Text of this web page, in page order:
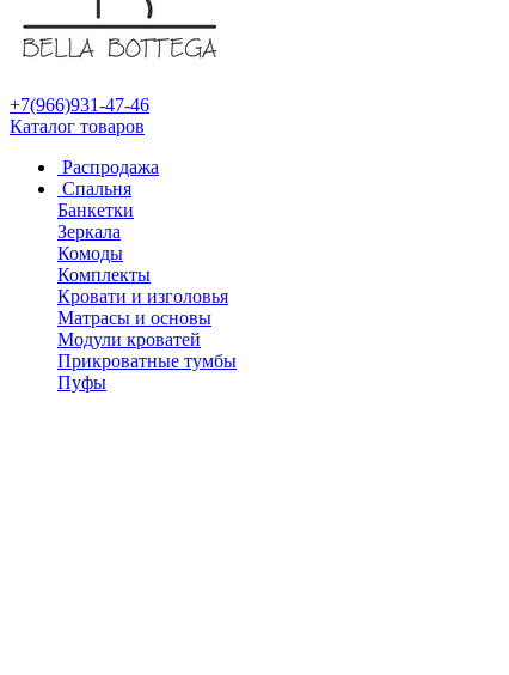
+7(966)931-47-46
Каталог товаров
Распродажа
Спальня
Банкетки
Зеркала
Комоды
Комплекты
Кровати и изголовья
Матрасы и основы
Модули кроватей
Прикроватные тумбы
Пуфы